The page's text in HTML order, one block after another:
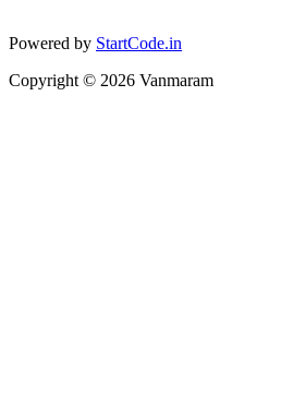
Powered by StartCode.in
Copyright © 2026 Vanmaram